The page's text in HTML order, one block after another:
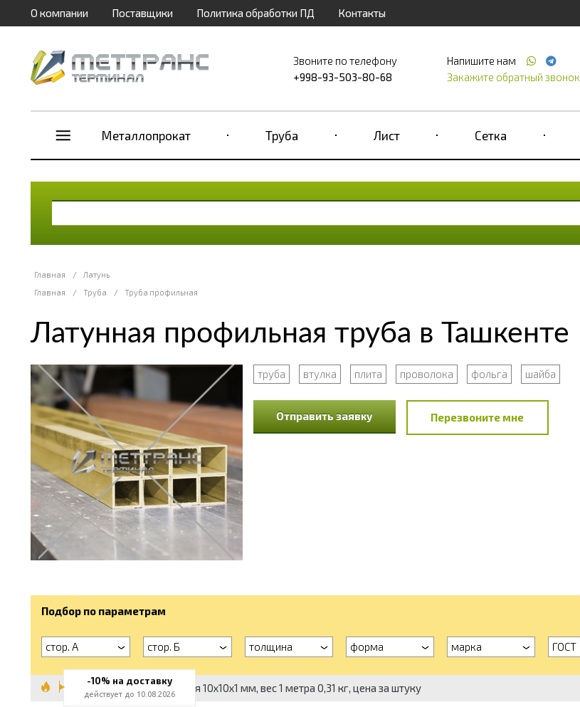
О компании Поставщики Политика обработки ПД Контакты
Звоните по телефону
+998-93-503-80-68
Напишите нам
Закажите обратный звонок
Металлопрокат Труба Лист Сетка
Главная /
Латунь
Главная
/ Труба / Труба профильная
Латунная профильная труба в Ташкенте
труба втулка плита проволока фольга шайба
Отправить заявку Перезвоните мне
Подбор по параметрам
стор. А стор. Б толщина форма марка ГОСТ
Труба латунная квадратная 10х10х1 мм, вес 1 метра 0,31 кг, цена за штуку
-10% на доставку
действует до 10.08.2026